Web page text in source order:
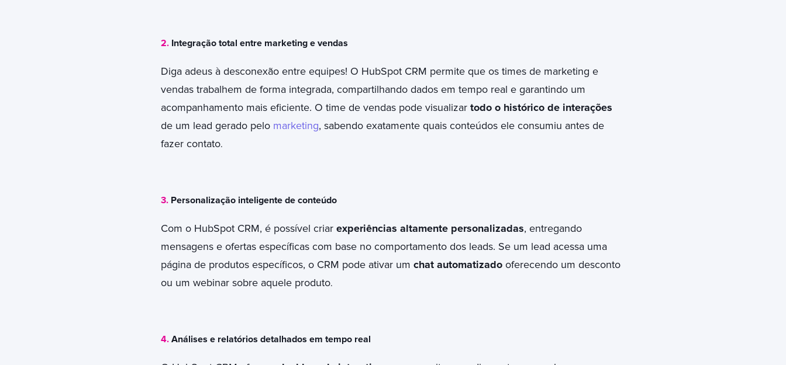
2.Integração total entre marketing e vendas
Diga adeus à desconexão entre equipes! O HubSpot CRM permite que os times de marketing e
vendas trabalhem de forma integrada, compartilhando dados em tempo real e garantindo um
acompanhamento mais eficiente. O time de vendas pode visualizar todo o histórico de interações
de um lead gerado pelo marketing, sabendo exatamente quais conteúdos ele consumiu antes de
fazer contato.
3.Personalização inteligente de conteúdo
Com o HubSpot CRM, é possível criar experiências altamente personalizadas, entregando
mensagens e ofertas específicas com base no comportamento dos leads. Se um lead acessa uma
página de produtos específicos, o CRM pode ativar um chat automatizadooferecendo um desconto
ou um webinar sobre aquele produto.
4. Análises e relatórios detalhados em tempo real